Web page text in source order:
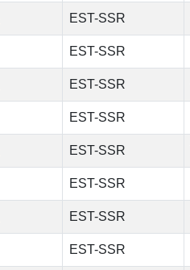
EST-SSR
EST-SSR
EST-SSR
EST-SSR
EST-SSR
EST-SSR
EST-SSR
EST-SSR